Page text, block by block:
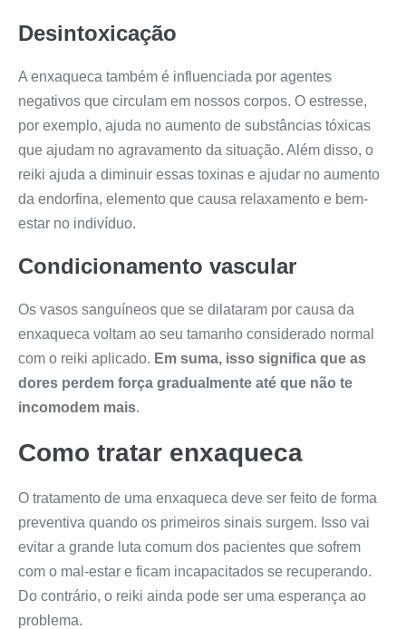
Desintoxicação
A enxaqueca também é influenciada por agentes
negativos que circulam em nossos corpos. O estresse,
por exemplo, ajuda no aumento de substâncias tóxicas
que ajudam no agravamento da situação. Além disso, o
reiki ajuda a diminuir essas toxinas e ajudar no aumento
da endorfina, elemento que causa relaxamento e bem-
estar no indivíduo.
Condicionamento vascular
Os vasos sanguíneos que se dilataram por causa da
enxaqueca voltam ao seu tamanho considerado normal
com o reiki aplicado. Em suma, isso significa que as
dores perdem força gradualmente até que não te
incomodem mais.
Como tratar enxaqueca
O tratamento de uma enxaqueca deve ser feito de forma
preventiva quando os primeiros sinais surgem. Isso vai
evitar a grande luta comum dos pacientes que sofrem
com o mal-estar e ficam incapacitados se recuperando.
Do contrário, o reiki ainda pode ser uma esperança ao
problema.